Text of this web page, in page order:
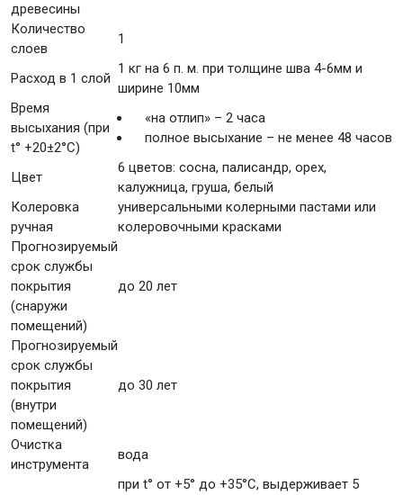
древесины
Количество
слоев
1
Расход в 1 слой
1 кг на 6 п. м. при толщине шва 4-6мм и
ширине 10мм
Время
высыхания (при
t° +20±2°C)
«на отлип» – 2 часа
полное высыхание – не менее 48 часов
Цвет
6 цветов: сосна, палисандр, орех,
калужница, груша, белый
Колеровка
ручная
универсальными колерными пастами или
колеровочными красками
Прогнозируемый
срок службы
покрытия
(снаружи
помещений)
до 20 лет
Прогнозируемый
срок службы
покрытия
(внутри
помещений)
до 30 лет
Очистка
инструмента
вода
при t° от +5° до +35°С, выдерживает 5